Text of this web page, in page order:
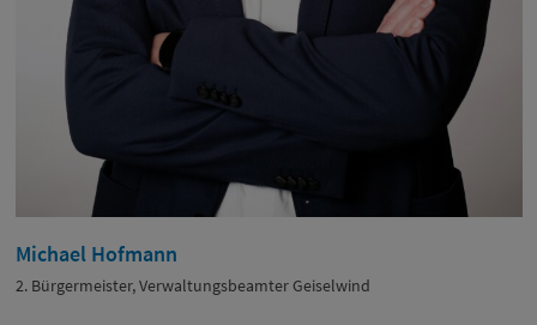
Michael Hofmann
2. Bürgermeister, Verwaltungsbeamter Geiselwind